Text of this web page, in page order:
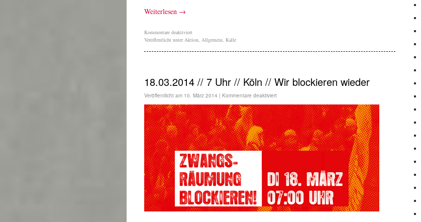
Weiterlesen →
Kommentare deaktiviert
Veröffentlicht unter Aktion, Allgemein, Kalle
18.03.2014 // 7 Uhr // Köln // Wir blockieren wieder
Veröffentlicht am 10. März 2014 | Kommentare deaktiviert